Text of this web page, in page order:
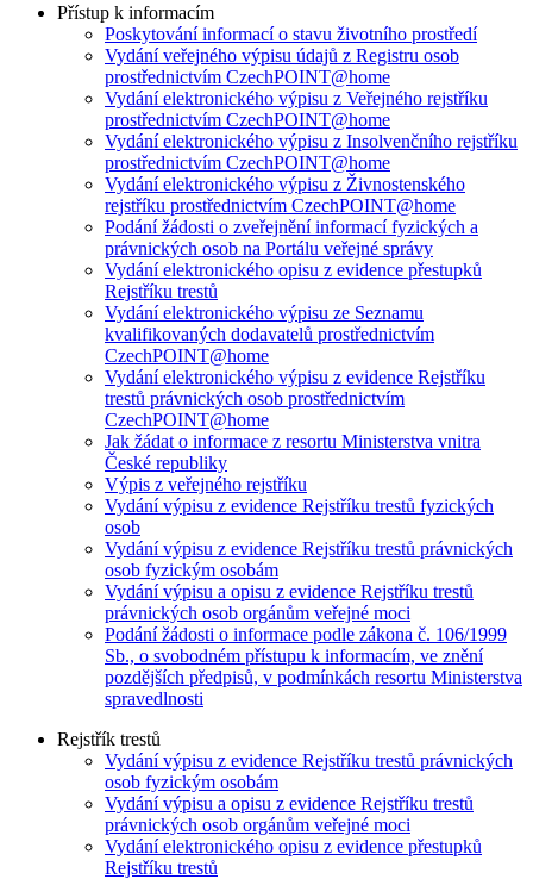
Přístup k informacím
Poskytování informací o stavu životního prostředí
Vydání veřejného výpisu údajů z Registru osob
prostřednictvím CzechPOINT@home
Vydání elektronického výpisu z Veřejného rejstříku
prostřednictvím CzechPOINT@home
Vydání elektronického výpisu z Insolvenčního rejstříku
prostřednictvím CzechPOINT@home
Vydání elektronického výpisu z Živnostenského
rejstříku prostřednictvím CzechPOINT@home
Podání žádosti o zveřejnění informací fyzických a
právnických osob na Portálu veřejné správy
Vydání elektronického opisu z evidence přestupků
Rejstříku trestů
Vydání elektronického výpisu ze Seznamu
kvalifikovaných dodavatelů prostřednictvím
CzechPOINT@home
Vydání elektronického výpisu z evidence Rejstříku
trestů právnických osob prostřednictvím
CzechPOINT@home
Jak žádat o informace z resortu Ministerstva vnitra
České republiky
Výpis z veřejného rejstříku
Vydání výpisu z evidence Rejstříku trestů fyzických
osob
Vydání výpisu z evidence Rejstříku trestů právnických
osob fyzickým osobám
Vydání výpisu a opisu z evidence Rejstříku trestů
právnických osob orgánům veřejné moci
Podání žádosti o informace podle zákona č. 106/1999
Sb., o svobodném přístupu k informacím, ve znění
pozdějších předpisů, v podmínkách resortu Ministerstva
spravedlnosti
Rejstřík trestů
Vydání výpisu z evidence Rejstříku trestů právnických
osob fyzickým osobám
Vydání výpisu a opisu z evidence Rejstříku trestů
právnických osob orgánům veřejné moci
Vydání elektronického opisu z evidence přestupků
Rejstříku trestů